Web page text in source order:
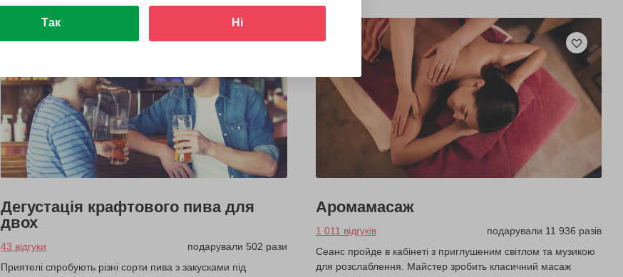
Дегустація крафтового пива для
двох
43 відгуки
подарували 502 рази
Приятелі спробують різні сорти пива з закусками під
Аромамасаж
1 011 відгуків
подарували 11 936 разів
Сеанс пройде в кабінеті з приглушеним світлом та музикою
для розслаблення. Майстер зробить класичний масаж
Так Ні